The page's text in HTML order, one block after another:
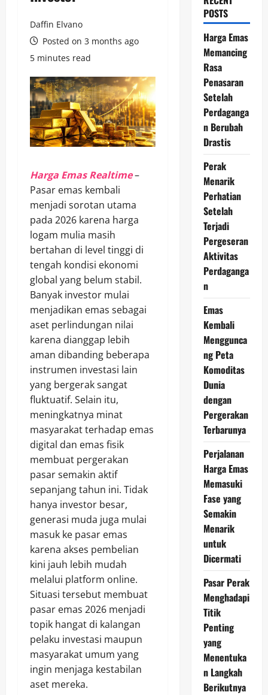
Daffin Elvano
Posted on 3 months ago
5 minutes read
Harga Emas Realtime–
Pasar emas kembali
menjadi sorotan utama
pada 2026 karena harga
logam mulia masih
bertahan di level tinggi di
tengah kondisi ekonomi
global yang belum stabil.
Banyak investor mulai
menjadikan emas sebagai
aset perlindungan nilai
karena dianggap lebih
aman dibanding beberapa
instrumen investasi lain
yang bergerak sangat
fluktuatif. Selain itu,
meningkatnya minat
masyarakat terhadap emas
digital dan emas fisik
membuat pergerakan
pasar semakin aktif
sepanjang tahun ini. Tidak
hanya investor besar,
generasi muda juga mulai
masuk ke pasar emas
karena akses pembelian
kini jauh lebih mudah
melalui platform online.
Situasi tersebut membuat
pasar emas 2026 menjadi
topik hangat di kalangan
pelaku investasi maupun
masyarakat umum yang
ingin menjaga kestabilan
aset mereka.
POSTS
Harga Emas
Memancing
Rasa
Penasaran
Setelah
Perdaganga
n Berubah
Drastis
Perak
Menarik
Perhatian
Setelah
Terjadi
Pergeseran
Aktivitas
Perdaganga
n
Emas
Kembali
Menggunca
ng Peta
Komoditas
Dunia
dengan
Pergerakan
Terbarunya
Perjalanan
Harga Emas
Memasuki
Fase yang
Semakin
Menarik
untuk
Dicermati
Pasar Perak
Menghadapi
Titik
Penting
yang
Menentuka
n Langkah
Berikutnya